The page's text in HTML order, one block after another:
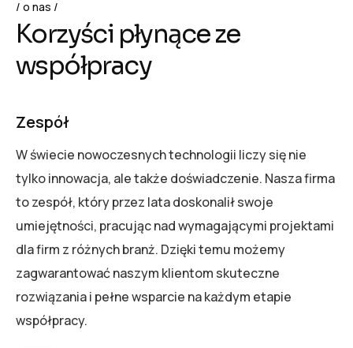
o nas
Korzyści płynąceze
współpracy
Zespół
W świecie nowoczesnych technologii liczy się nie
tylko innowacja, ale także doświadczenie. Nasza firma
to zespół, który przez lata doskonalił swoje
umiejętności, pracując nad wymagającymi projektami
dla firm z różnych branż. Dzięki temu możemy
zagwarantować naszym klientom skuteczne
rozwiązania i pełne wsparcie na każdym etapie
współpracy.